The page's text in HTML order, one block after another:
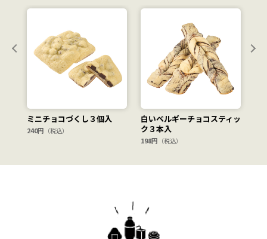
ミニチョコづくし３個入
240円 （税込）
白いベルギーチョコスティッ
ク３本入
198円 （税込）